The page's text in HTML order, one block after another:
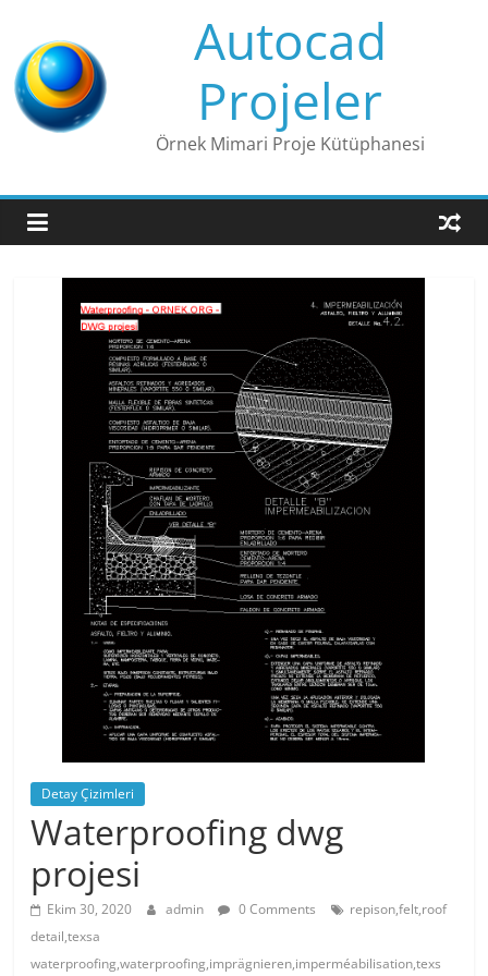
content
Autocad
Projeler
Örnek Mimari Proje Kütüphanesi
Detay Çizimleri
Waterproofing dwg
projesi
Ekim 30, 2020 admin 0 Comments
repison,felt,roof
detail,texsa
waterproofing,waterproofing,imprägnieren,imperméabilisation,texs